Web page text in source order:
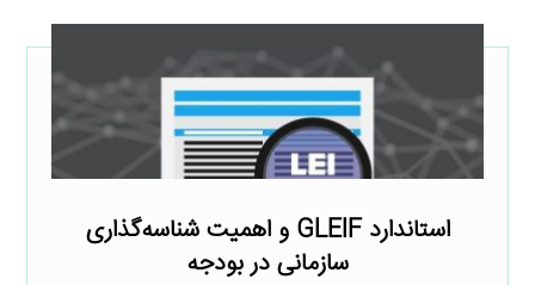
استاندارد GLEIF و اهمیت شناسه‌گذاری
سازمانی در بودجه